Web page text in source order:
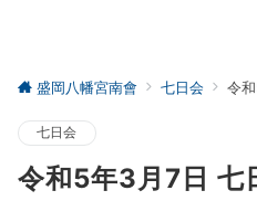
盛岡八幡宮南會 七日会 令
七日会
令和5年3月7日 七